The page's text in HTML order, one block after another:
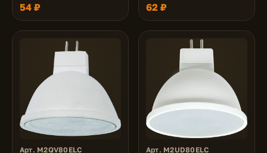
54 ₽ 62 ₽
Арт. M2QV80ELC Арт. M2UD80ELC